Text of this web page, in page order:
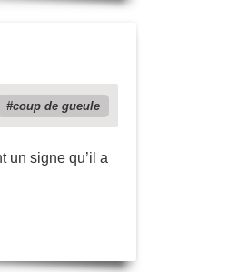
coup de gueule
un signe qu’il a